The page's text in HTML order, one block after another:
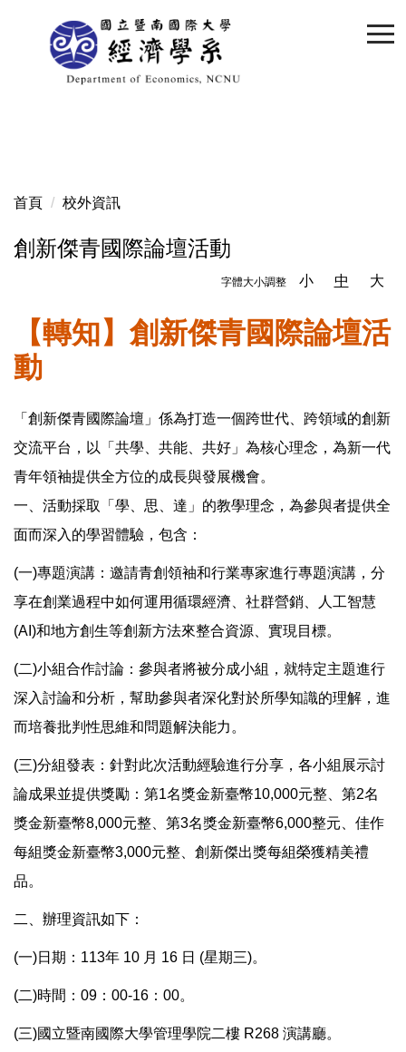
首頁 校外資訊
創新傑青國際論壇活動
字體大小調整 小 中 大
【轉知】創新傑青國際論壇活
動
「創新傑青國際論壇」係為打造一個跨世代、跨領域的創新
交流平台，以「共學、共能、共好」為核心理念，為新一代
青年領袖提供全方位的成長與發展機會。
一、活動採取「學、思、達」的教學理念，為參與者提供全
面而深入的學習體驗，包含：
(一)專題演講：邀請青創領袖和行業專家進行專題演講，分
享在創業過程中如何運用循環經濟、社群營銷、人工智慧
(AI)和地方創生等創新方法來整合資源、實現目標。
(二)小組合作討論：參與者將被分成小組，就特定主題進行
深入討論和分析，幫助參與者深化對於所學知識的理解，進
而培養批判性思維和問題解決能力。
(三)分組發表：針對此次活動經驗進行分享，各小組展示討
論成果並提供獎勵：第1名獎金新臺幣10,000元整、第2名
獎金新臺幣8,000元整、第3名獎金新臺幣6,000整元、佳作
每組獎金新臺幣3,000元整、創新傑出獎每組榮獲精美禮
品。
二、辦理資訊如下：
(一)日期：113年 10 月 16 日 (星期三)。
(二)時間：09：00-16：00。
(三)國立暨南國際大學管理學院二樓 R268 演講廳。